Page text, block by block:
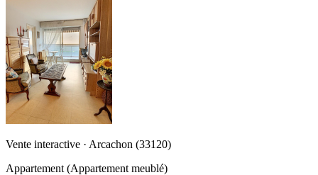
Vente interactive · Arcachon (33120)
Appartement (Appartement meublé)